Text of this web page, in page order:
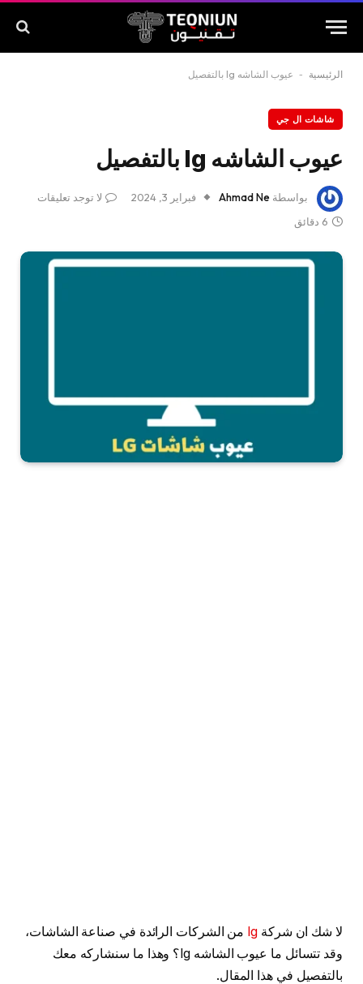
الرئيسية - عيوب الشاشه lg بالتفصيل
شاشات ال جي
عيوب الشاشه lg بالتفصيل
بواسطة Ahmad Ne فبراير 3, 2024
لا توجد تعليقات
6 دقائق
لا شك ان شركة lg من الشركات الرائدة في صناعة الشاشات،
وقد تتسائل ما عيوب الشاشه lg؟ وهذا ما سنشاركه معك
بالتفصيل في هذا المقال.